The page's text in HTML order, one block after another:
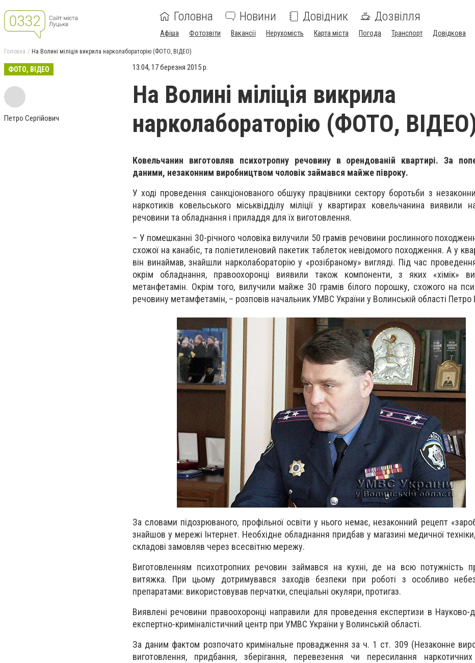
Головна Новини Довідник Дозвілля
Афіша Фотозвіти Вакансії Нерухомість Карта міста Погода Транспорт Довідкова
Головна На Волині міліція викрила нарколабораторію (ФОТО, ВІДЕО)
ФОТО, ВІДЕО
Петро Сергійович
13:04, 17 березня 2015 р.
На Волині міліція викрила
нарколабораторію (ФОТО,
Ковельчанин виготовляв психотропну речовину в орендованій квартирі. За
даними, незаконним виробництвом чоловік займався майже півроку.
У ході проведення санкціонованого обшуку працівники сектору боротьби з
наркотиків ковельського міськвідділу міліції у квартирах ковельчанина виявили
речовини та обладнання і приладдя для їх виготовлення.
– У помешканні 30-річного чоловіка вилучили 50 грамів речовини рослинного
схожої на канабіс, та поліетиленовий пакетик таблеток невідомого походження. А у
він винаймав, знайшли нарколабораторію у «розібраному» вигляді. Під час
окрім обладнання, правоохоронці виявили також компоненти, з яких «хімік»
метанфетамін. Окрім того, вилучили майже 30 грамів білого порошку, схожого на
речовину метамфетамін, – розповів начальник УМВС України у Волинській області Петро
За словами підозрюваного, профільної освіти у нього немає, незаконний рецепт
знайшов у мережі Інтернет. Необхідне обладнання придбав у магазині медичної техніки,
складові замовляв через всесвітню мережу.
Виготовленням психотропних речовин займався на кухні, де на всю потужність
витяжка. При цьому дотримувався заходів безпеки при роботі з особливо
препаратами: використовував перчатки, спеціальні окуляри, протигаз.
Виявлені речовини правоохоронці направили для проведення експертизи в Науково-
експертно-криміналістичний центр при УМВС України у Волинській області.
За даним фактом розпочато кримінальне провадження за ч. 1 ст. 309 (Незаконне
виготовлення, придбання, зберігання, перевезення чи пересилання наркотичних